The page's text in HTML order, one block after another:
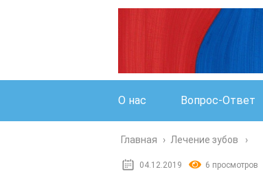
О нас Вопрос-Ответ
Главная › Лечение зубов
04.12.2019 6 просмотров